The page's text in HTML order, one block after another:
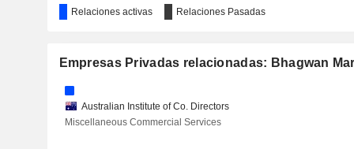
Relaciones activas Relaciones Pasadas
Empresas Privadas relacionadas: Bhagwan
Australian Institute of Co. Directors
Miscellaneous Commercial Services